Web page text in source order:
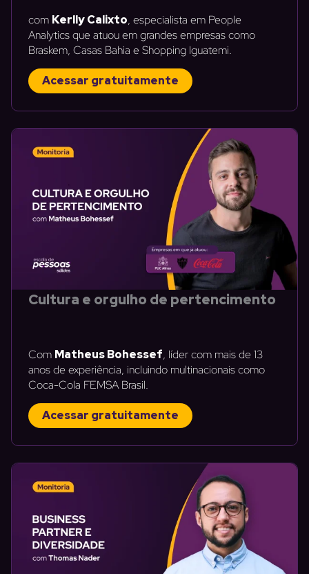
com Kerlly Calixto, especialista em People
Analytics que atuou em grandes empresas como
Braskem, Casas Bahia e Shopping Iguatemi.
Acessar gratuitamente
Cultura e orgulho de pertencimento
Com Matheus Bohessef, líder com mais de 13
anos de experiência, incluindo multinacionais como
Coca-Cola FEMSA Brasil.
Acessar gratuitamente